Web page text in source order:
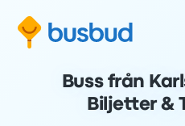
Buss från
Biljetter &